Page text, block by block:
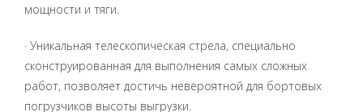
мощности и тяги.
· Уникальная телескопическая стрела, специально
сконструированная для выполнения самых сложных
работ, позволяет достичь невероятной для бортовых
погрузчиков высоты выгрузки.